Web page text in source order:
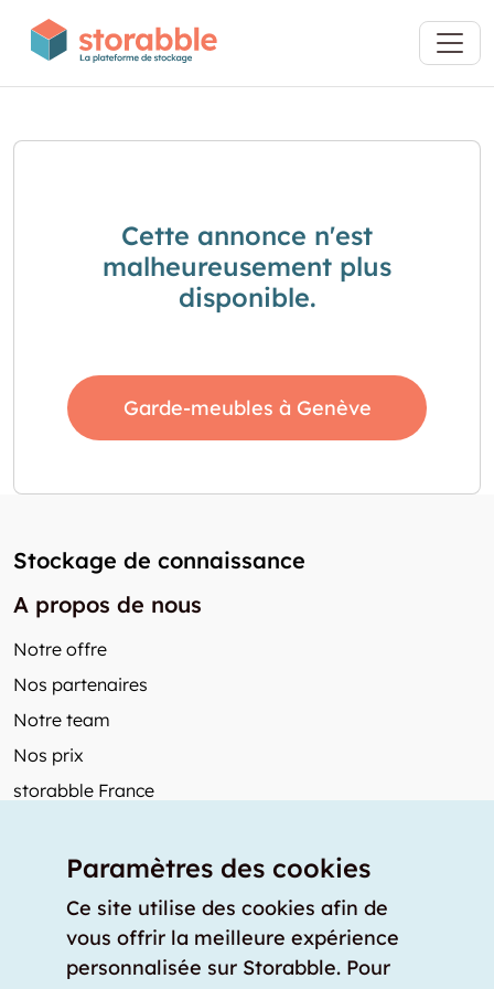
Cette annonce n'est
malheureusement plus
disponible.
Garde-meubles à Genève
Stockage de connaissance
A propos de nous
Notre offre
Nos partenaires
Notre team
Nos prix
storabble France
Articles de presse
Comment calculer la capacité d'un garde-meuble?
Quel est le tarif moyen d'un garde-meuble?
Paramètres des cookies
Ce site utilise des cookies afin de
vous offrir la meilleure expérience
personnalisée sur Storabble. Pour